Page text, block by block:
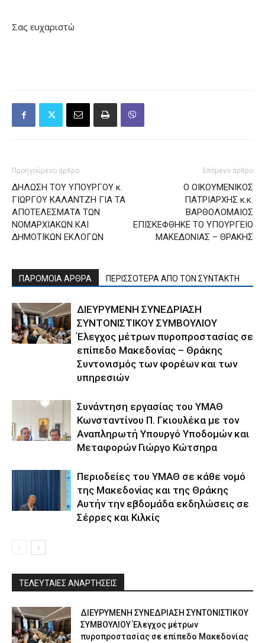
Σας ευχαριστώ
Προηγούμενο άρθρο
ΔΗΛΩΣΗ ΤΟΥ ΥΠΟΥΡΓΟΥ κ.
ΓΙΩΡΓΟΥ ΚΑΛΑΝΤΖΗ ΓΙΑ ΤΑ
ΑΠΟΤΕΛΕΣΜΑΤΑ ΤΩΝ
ΝΟΜΑΡΧΙΑΚΩΝ ΚΑΙ
ΔΗΜΟΤΙΚΩΝ ΕΚΛΟΓΩΝ
Επόμενο άρθρο
Ο ΟΙΚΟΥΜΕΝΙΚΟΣ
ΠΑΤΡΙΑΡΧΗΣ κ.κ.
ΒΑΡΘΟΛΟΜΑΙΟΣ
ΕΠΙΣΚΕΦΘΗΚΕ ΤΟ ΥΠΟΥΡΓΕΙΟ
ΜΑΚΕΔΟΝΙΑΣ – ΘΡΑΚΗΣ
ΠΑΡΟΜΟΙΑ ΑΡΘΡΑ ΠΕΡΙΣΣΟΤΕΡΑ ΑΠΟ ΤΟΝ ΣΥΝΤΑΚΤΗ
ΔΙΕΥΡΥΜΕΝΗ ΣΥΝΕΔΡΙΑΣΗ
ΣΥΝΤΟΝΙΣΤΙΚΟΥ ΣΥΜΒΟΥΛΙΟΥ
Έλεγχος μέτρων πυροπροστασίας σε
επίπεδο Μακεδονίας – Θράκης
Συντονισμός των φορέων και των
υπηρεσιών
Συνάντηση εργασίας του ΥΜΑΘ
Κωνσταντίνου Π. Γκιουλέκα με τον
Αναπληρωτή Υπουργό Υποδομών και
Μεταφορών Γιώργο Κώτσηρα
Περιοδείες του ΥΜΑΘ σε κάθε νομό
της Μακεδονίας και της Θράκης
Αυτήν την εβδομάδα εκδηλώσεις σε
Σέρρες και Κιλκίς
ΤΕΛΕΥΤΑΙΕΣ ΑΝΑΡΤΗΣΕΙΣ
ΔΙΕΥΡΥΜΕΝΗ ΣΥΝΕΔΡΙΑΣΗ ΣΥΝΤΟΝΙΣΤΙΚΟΥ
ΣΥΜΒΟΥΛΙΟΥ Έλεγχος μέτρων
πυροπροστασίας σε επίπεδο Μακεδονίας